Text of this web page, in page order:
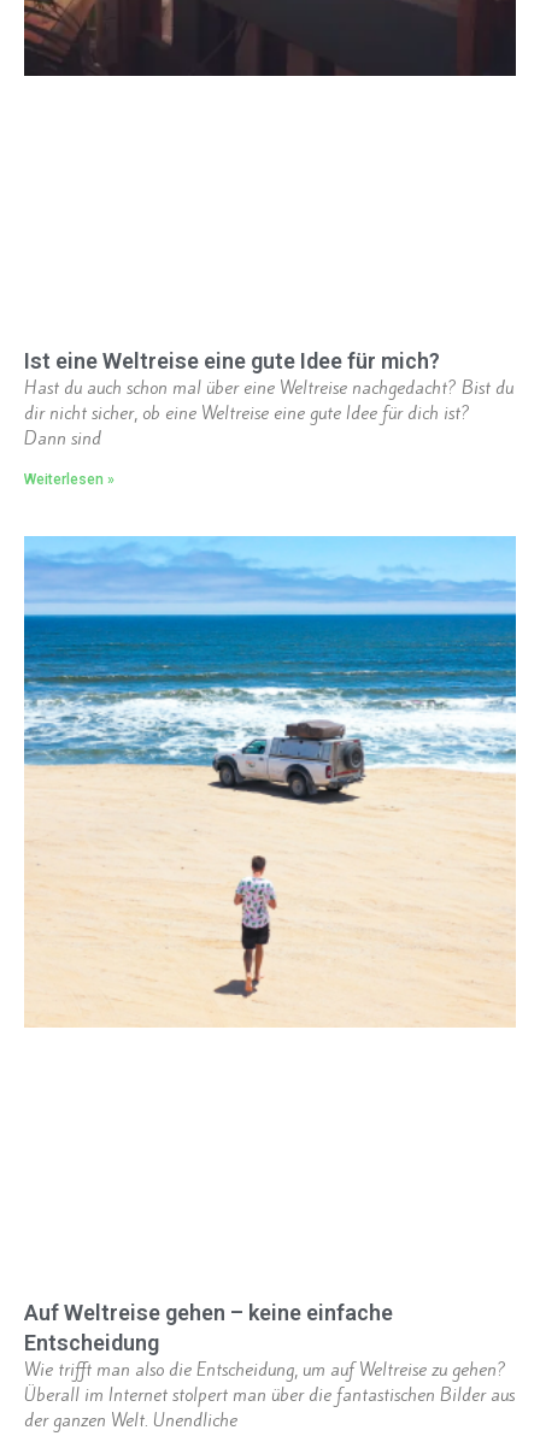
Ist eine Weltreise eine gute Idee für mich?
Hast du auch schon mal über eine Weltreise nachgedacht? Bist du
dir nicht sicher, ob eine Weltreise eine gute Idee für dich ist?
Dann sind
Weiterlesen »
Auf Weltreise gehen – keine einfache
Entscheidung
Wie trifft man also die Entscheidung, um auf Weltreise zu gehen?
Überall im Internet stolpert man über die fantastischen Bilder aus
der ganzen Welt. Unendliche